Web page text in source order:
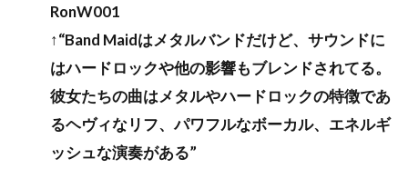
RonW001
↑“Band Maidはメタルバンドだけど、サウンドに
はハードロックや他の影響もブレンドされてる。
彼女たちの曲はメタルやハードロックの特徴であ
るヘヴィなリフ、パワフルなボーカル、エネルギ
ッシュな演奏がある”